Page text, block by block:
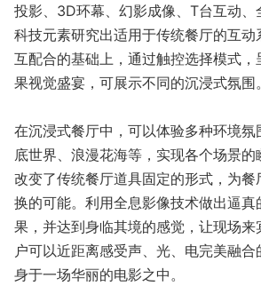
投影、 3D环幕、幻影成像、 T台互动、
科技元素研究出适用于传统餐厅的互动
互配合的基础上，通过触控选择模式，
果视觉盛宴，可展示不同的沉浸式氛围
在沉浸式餐厅中，可以体验多种环境氛
底世界、浪漫花海等，实现各个场景的
改变了传统餐厅道具固定的形式，为餐
换的可能。利用全息影像技术做出逼真
果，并达到身临其境的感觉，让现场来
户可以近距离感受声、光、电完美融
身于一场华丽的电影之中。